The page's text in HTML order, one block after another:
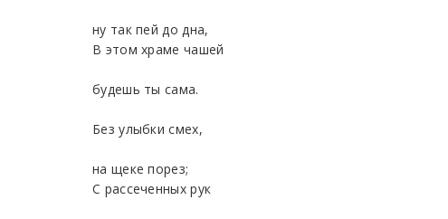
ну так пей до дна,
В этом храме чашей
будешь ты сама.
Без улыбки смех,
на щеке порез;
С рассеченных рук